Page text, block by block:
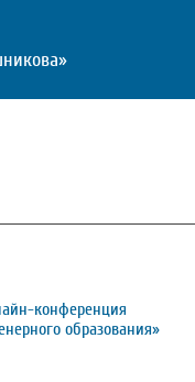
конференция
образования»